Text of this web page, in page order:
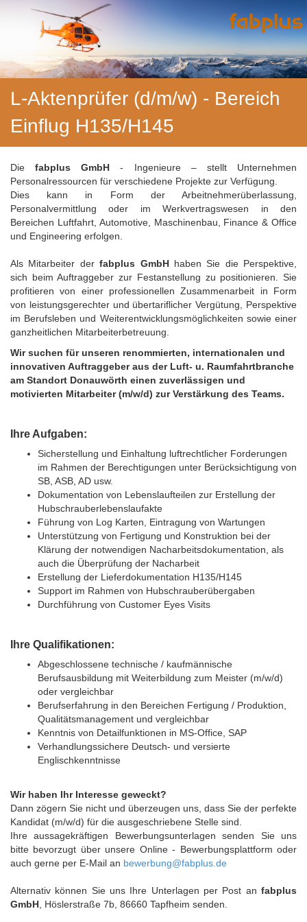
L-Aktenprüfer (d/m/w) - Bereich
Einflug H135/H145
Diefabplus GmbH - Ingenieure – stellt Unternehmen
Personalressourcen für verschiedene Projekte zur Verfügung.
Dies kann in Form der Arbeitnehmerüberlassung,
Personalvermittlung oder im Werkvertragswesen in den
Bereichen Luftfahrt, Automotive, Maschinenbau, Finance & Office
und Engineering erfolgen.
Als Mitarbeiter derfabplus GmbHhaben Sie die Perspektive,
sich beim Auftraggeber zur Festanstellung zu positionieren. Sie
profitieren von einer professionellen Zusammenarbeit in Form
von leistungsgerechter und übertariflicher Vergütung, Perspektive
im Berufsleben und Weiterentwicklungsmöglichkeiten sowie einer
ganzheitlichen Mitarbeiterbetreuung.
Wir suchen für unseren renommierten, internationalen und
innovativen Auftraggeber aus der Luft- u. Raumfahrtbranche
am Standort Donauwörth einen zuverlässigen und
motivierten Mitarbeiter (m/w/d) zur Verstärkung des Teams.
Ihre Aufgaben:
Sicherstellung und Einhaltung luftrechtlicher Forderungen
im Rahmen der Berechtigungen unter Berücksichtigung von
SB, ASB, AD usw.
Dokumentation von Lebenslaufteilen zur Erstellung der
Hubschrauberlebenslaufakte
Führung von Log Karten, Eintragung von Wartungen
Unterstützung von Fertigung und Konstruktion bei der
Klärung der notwendigen Nacharbeitsdokumentation, als
auch die Überprüfung der Nacharbeit
Erstellung der Lieferdokumentation H135/H145
Support im Rahmen von Hubschrauberübergaben
Durchführung von Customer Eyes Visits
Ihre Qualifikationen:
Abgeschlossene technische / kaufmännische
Berufsausbildung mit Weiterbildung zum Meister (m/w/d)
oder vergleichbar
Berufserfahrung in den Bereichen Fertigung / Produktion,
Qualitätsmanagement und vergleichbar
Kenntnis von Detailfunktionen in MS-Office, SAP
Verhandlungssichere Deutsch- und versierte
Englischkenntnisse
Wir haben Ihr Interesse geweckt?
Dann zögern Sie nicht und überzeugen uns, dass Sie der perfekte
Kandidat (m/w/d) für die ausgeschriebene Stelle sind.
Ihre aussagekräftigen Bewerbungsunterlagen senden Sie uns
bitte bevorzugt über unsere Online - Bewerbungsplattform oder
auch gerne per E-Mail an bewerbung@fabplus.de
Alternativ können Sie uns Ihre Unterlagen per Post an fabplus
GmbH , Höslerstraße 7b, 86660 Tapfheim senden.